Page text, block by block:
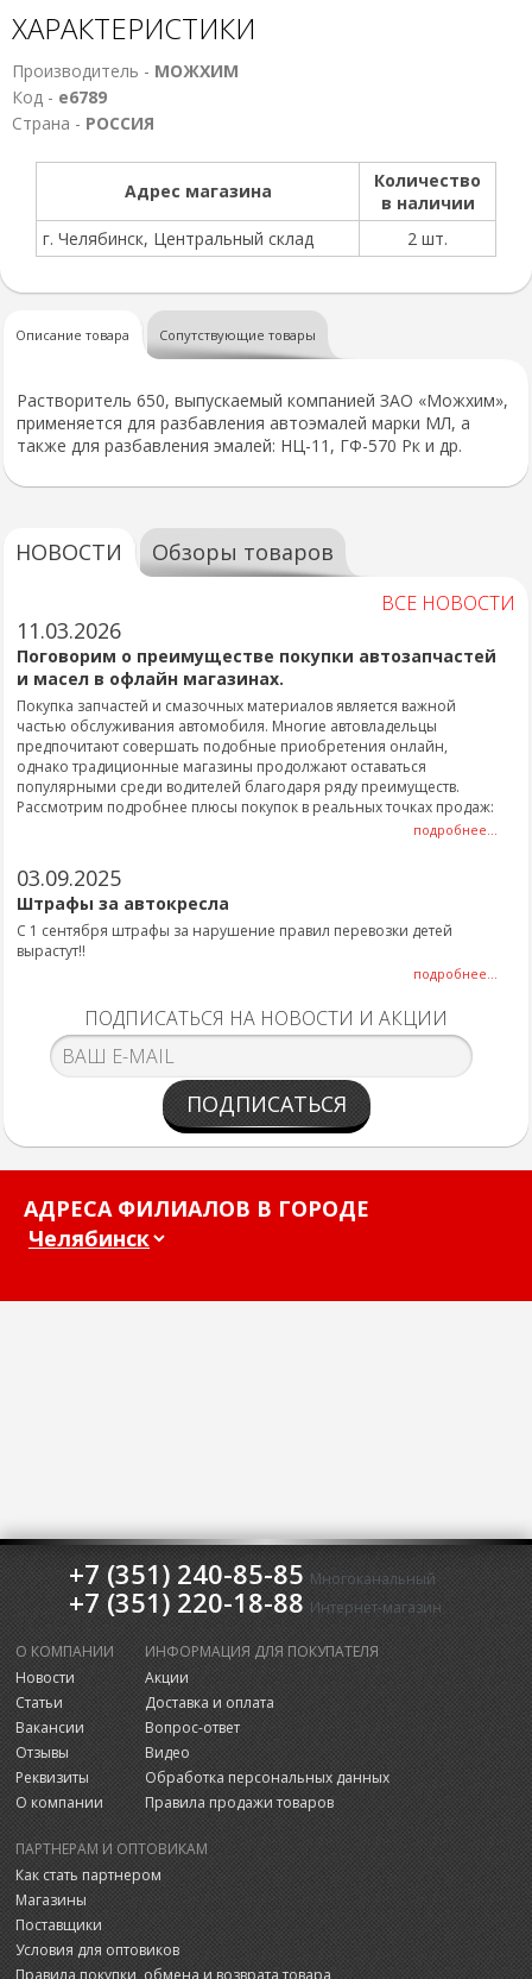
ХАРАКТЕРИСТИКИ
Производитель - МОЖХИМ
Код - е6789
Страна - РОССИЯ
Адрес магазина
Количество
в наличии
г. Челябинск, Центральный склад
2 шт.
Описание товара Сопутствующие товары
Растворитель 650, выпускаемый компанией ЗАО «Можхим»,
применяется для разбавления автоэмалей марки МЛ, а
также для разбавления эмалей: НЦ-11, ГФ-570 Рк и др.
НОВОСТИ Обзоры товаров
ВСЕ НОВОСТИ
11.03.2026
Поговорим о преимуществе покупки автозапчастей
и масел в офлайн магазинах.
Покупка запчастей и смазочных материалов является важной
частью обслуживания автомобиля. Многие автовладельцы
предпочитают совершать подобные приобретения онлайн,
однако традиционные магазины продолжают оставаться
популярными среди водителей благодаря ряду преимуществ.
Рассмотрим подробнее плюсы покупок в реальных точках продаж:
подробнее...
03.09.2025
Штрафы за автокресла
С 1 сентября штрафы за нарушение правил перевозки детей
вырастут!!
подробнее...
ПОДПИСАТЬСЯ НА НОВОСТИ И АКЦИИ
ПОДПИСАТЬСЯ
АДРЕСА ФИЛИАЛОВ В ГОРОДЕ
+7 (351) 240-85-85 Многоканальный
+7 (351) 220-18-88 Интернет-магазин
О КОМПАНИИ
Новости
Статьи
Вакансии
Отзывы
Реквизиты
О компании
ИНФОРМАЦИЯ ДЛЯ ПОКУПАТЕЛЯ
Акции
Доставка и оплата
Вопрос-ответ
Видео
Обработка персональных данных
Правила продажи товаров
ПАРТНЕРАМ И ОПТОВИКАМ
Как стать партнером
Магазины
Поставщики
Условия для оптовиков